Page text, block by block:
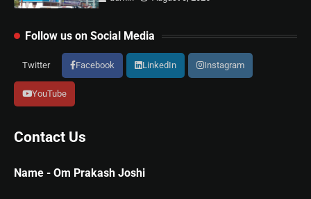
Follow us on Social Media
Twitter Facebook LinkedIn Instagram
YouTube
Contact Us
Name - Om Prakash Joshi